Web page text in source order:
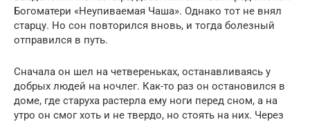
Богоматери «Неупиваемая Чаша». Однако тот не внял
старцу. Но сон повторился вновь, и тогда болезный
отправился в путь.
Сначала он шел на четвереньках, останавливаясь у
добрых людей на ночлег. Как-то раз он остановился в
доме, где старуха растерла ему ноги перед сном, а на
утро он смог хоть и не твердо, но стоять на них. Через